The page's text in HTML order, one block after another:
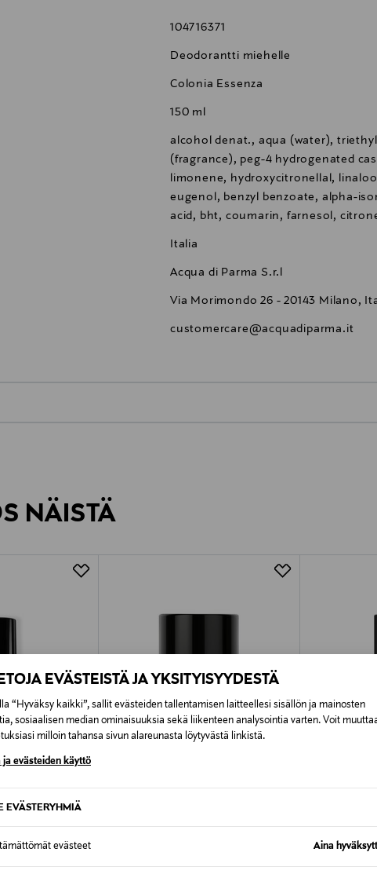
EVÄSTEISTÄ JA YKSITYISYYDESTÄ
“Hyväksy kaikki”, sallit evästeiden tallentamisen laitteellesi sisällön ja mainosten
sosiaalisen median ominaisuuksia sekä liikenteen analysointia varten. Voit
milloin tahansa sivun alareunasta löytyvästä linkistä.
ja evästeiden käyttö
EVÄSTERYHMIÄ
evästeet Aina
104716371
Deodorantti miehelle
Colonia Essenza
150 ml
alcohol denat., aqua (water),
(fragrance), peg-4 hydrogenated
limonene, hydroxycitronellal,
eugenol, benzyl benzoate, alpha-
acid, bht, coumarin, farnesol,
Italia
Acqua di Parma S.r.l
Via Morimondo 26 - 20143 Milano,
customercare@acquadiparma.it
Alk. 6,90 €, kun toimitus on saatavilla
NÄISTÄ
deodorantti 150
JEAN PAUL
Le Male Deo